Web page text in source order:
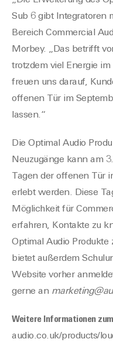
Sub 6 gibt Integratoren
Bereich Commercial
Morbey. „Das betrifft
trotzdem viel Energie
freuen uns darauf,
offenen Tür im
lassen.“
Die Optimal Audio
Neuzugänge kann am
Tagen der offenen Tür
erlebt werden. Diese
Möglichkeit für
erfahren, Kontakte zu
Optimal Audio Produkte
bietet außerdem
Website vorher
gerne an
Weitere Informationen
audio.co.uk/products/